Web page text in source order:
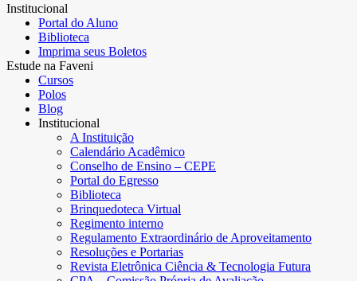
Institucional
Portal do Aluno
Biblioteca
Imprima seus Boletos
Estude na Faveni
Cursos
Polos
Blog
Institucional
A Instituição
Calendário Acadêmico
Conselho de Ensino – CEPE
Portal do Egresso
Biblioteca
Brinquedoteca Virtual
Regimento interno
Regulamento Extraordinário de Aproveitamento
Resoluções e Portarias
Revista Eletrônica Ciência & Tecnologia Futura